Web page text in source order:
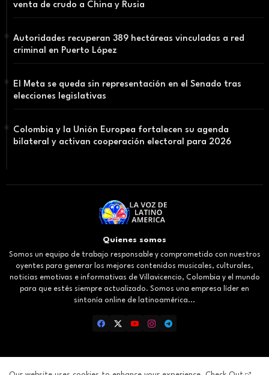
venta de crudo a China y Rusia
Autoridades recuperan 389 hectáreas vinculadas a red
criminal en Puerto López
El Meta se queda sin representación en el Senado tras
elecciones legislativas
Colombia y la Unión Europea fortalecen su agenda
bilateral y activan cooperación electoral para 2026
Quienes somos
Somos un equipo de trabajo responsable y comprometido con nuestros
oyentes para generar los mejores contenidos musicales, culturales,
noticias emotivas e informativas de Villavicencio, Colombia y el mundo
para que estés siempre actualizado. Somos una empresa líder en
sintonía online de latinoamérica...